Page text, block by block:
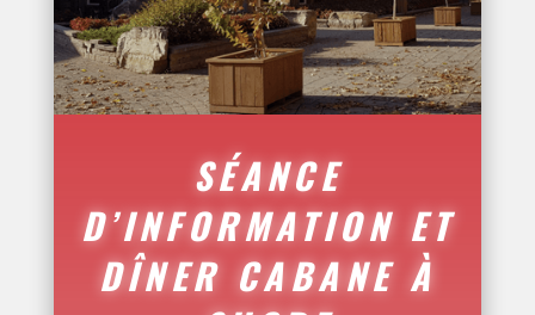
SÉANCE
D’INFORMATION ET
DÎNER CABANE À